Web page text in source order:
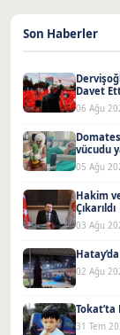
Son Haberler
Davet
06 Ağu
vücudu
05 Ağu
Hakim
Çıkarıldı
03 Ağu
02 Ağu
Tokat’ta
31 Tem